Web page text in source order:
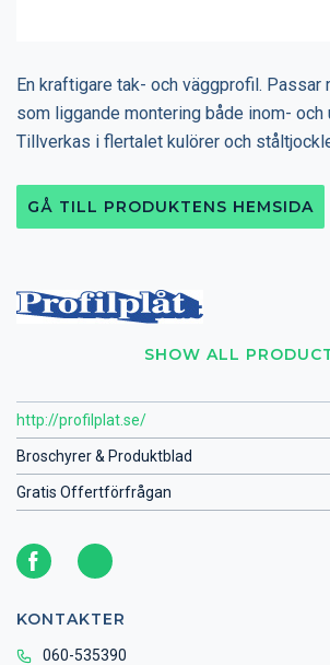
SHOW ALL
http://profilplat.se/
Broschyrer & Produktblad
Gratis Offertförfrågan
KONTAKTER
060-535390
En kraftigare tak- och väggprofil. Passar
som liggande montering både inom- och
Tillverkas i flertalet kulörer och
GÅ TILL PRODUKTENS HEMSIDA